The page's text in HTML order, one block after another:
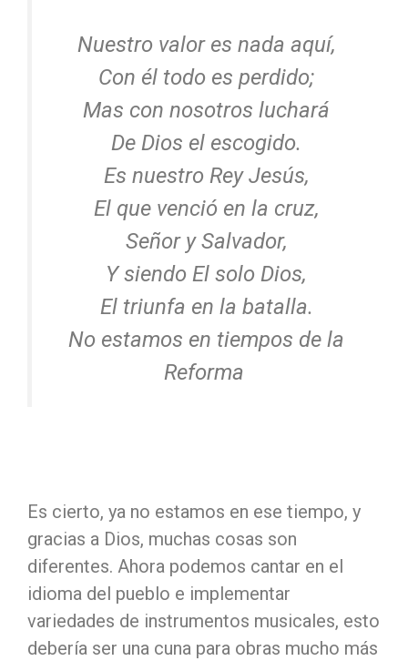
Nuestro valor es nada aquí,
Con él todo es perdido;
Mas con nosotros luchará
De Dios el escogido.
Es nuestro Rey Jesús,
El que venció en la cruz,
Señor y Salvador,
Y siendo El solo Dios,
El triunfa en la batalla.
No estamos en tiempos de la
Reforma
Es cierto, ya no estamos en ese tiempo, y
gracias a Dios, muchas cosas son
diferentes. Ahora podemos cantar en el
idioma del pueblo e implementar
variedades de instrumentos musicales, esto
debería ser una cuna para obras mucho más